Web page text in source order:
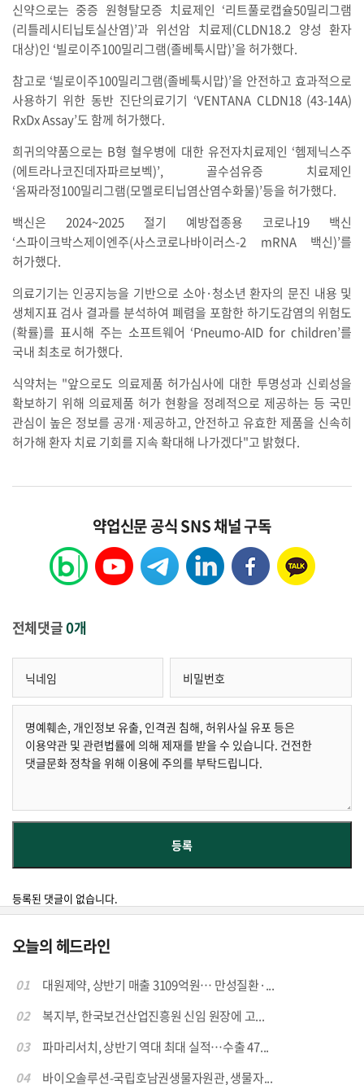
신약으로는 중증 원형탈모증 치료제인 ‘리트풀로캡슐50밀리그램
(리틀레시티닙토실산염)’과 위선암 치료제(CLDN18.2 양성 환자
대상)인 ‘빌로이주100밀리그램(졸베툭시맙)’을 허가했다.
참고로 ‘빌로이주100밀리그램(졸베툭시맙)’을 안전하고 효과적으로
사용하기 위한 동반 진단의료기기 ‘VENTANA CLDN18 (43-14A)
RxDx Assay’도 함께 허가했다.
희귀의약품으로는 B형 혈우병에 대한 유전자치료제인 ‘헴제닉스주
(에트라나코진데자파르보벡)’, 골수섬유증 치료제인
‘옴짜라정100밀리그램(모멜로티닙염산염수화물)’등을 허가했다.
백신은 2024~2025 절기 예방접종용 코로나19 백신
‘스파이크박스제이엔주(사스코로나바이러스-2 mRNA 백신)’를
허가했다.
의료기기는 인공지능을 기반으로 소아·청소년 환자의 문진 내용 및
생체지표 검사 결과를 분석하여 폐렴을 포함한 하기도감염의 위험도
(확률)를 표시해 주는 소프트웨어 ‘Pneumo-AID for children’를
국내 최초로 허가했다.
식약처는 "앞으로도 의료제품 허가심사에 대한 투명성과 신뢰성을
확보하기 위해 의료제품 허가 현황을 정례적으로 제공하는 등 국민
관심이 높은 정보를 공개·제공하고, 안전하고 유효한 제품을 신속히
허가해 환자 치료 기회를 지속 확대해 나가겠다"고 밝혔다.
약업신문 공식 SNS 채널 구독
전체댓글0개
등록된 댓글이 없습니다.
오늘의 헤드라인
01
대원제약, 상반기 매출 3109억원… 만성질환·...
02
복지부, 한국보건산업진흥원 신임 원장에 고...
03
파마리서치, 상반기 역대 최대 실적…수출 47...
04
바이오솔루션-국립호남권생물자원관, 생물자...